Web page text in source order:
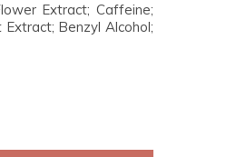
Extract; Caffeine;
Benzyl Alcohol;